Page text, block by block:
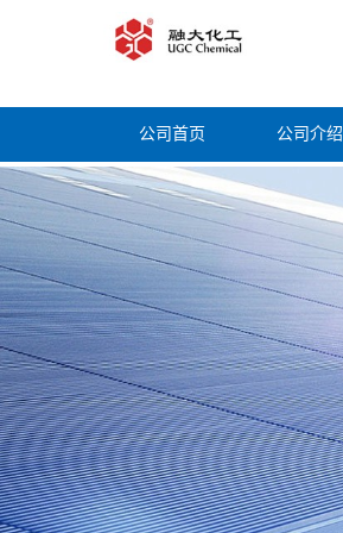
公司首页 公司介绍